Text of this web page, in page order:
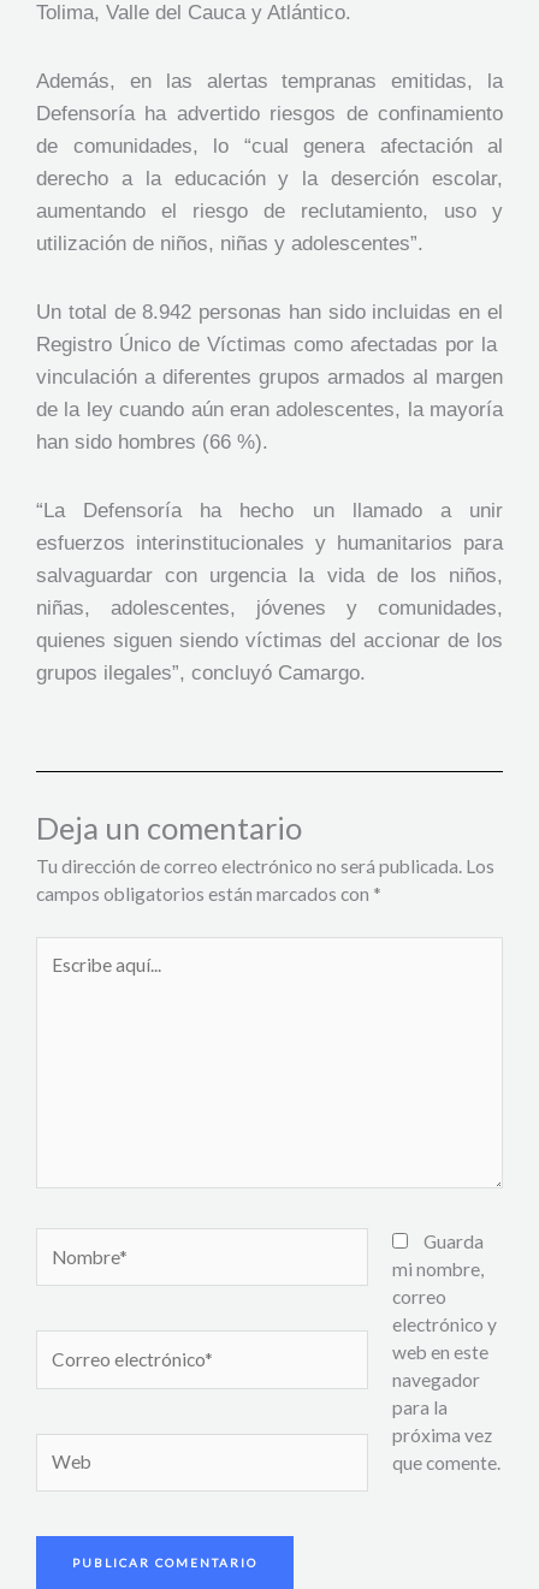
Tolima, Valle del Cauca y Atlántico.
Además, en las alertas tempranas emitidas, la
Defensoría ha advertido riesgos de confinamiento
de comunidades, lo “cual genera afectación al
derecho a la educación y la deserción escolar,
aumentando el riesgo de reclutamiento, uso y
utilización de niños, niñas y adolescentes”.
Un total de 8.942 personas han sido incluidas en el
Registro Único de Víctimas como afectadas por la
vinculación a diferentes grupos armados al margen
de la ley cuando aún eran adolescentes, la mayoría
han sido hombres (66 %).
“La Defensoría ha hecho un llamado a unir
esfuerzos interinstitucionales y humanitarios para
salvaguardar con urgencia la vida de los niños,
niñas, adolescentes, jóvenes y comunidades,
quienes siguen siendo víctimas del accionar de los
grupos ilegales”, concluyó Camargo.
Deja un comentario
Tu dirección de correo electrónico no será publicada. Los
campos obligatorios están marcados con *
aquí...
electrónico*
Guarda
mi nombre,
correo
electrónico y
web en este
navegador
para la
próxima vez
que comente.